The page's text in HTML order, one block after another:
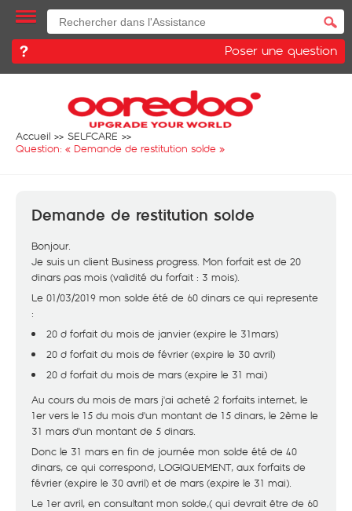
Poser une question
Accueil
SELFCARE
Question: « Demande de restitution solde »
Demande de restitution solde
Bonjour.
Je suis un client Business progress. Mon forfait est de 20
dinars pas mois (validité du forfait : 3 mois).
Le 01/03/2019 mon solde été de 60 dinars ce qui represente
:
20 d forfait du mois de janvier (expire le 31mars)
20 d forfait du mois de février (expire le 30 avril)
20 d forfait du mois de mars (expire le 31 mai)
Au cours du mois de mars j'ai acheté 2 forfaits internet, le
1er vers le 15 du mois d'un montant de 15 dinars, le 2ème le
31 mars d'un montant de 5 dinars.
Donc le 31 mars en fin de journée mon solde été de 40
dinars, ce qui correspond, LOGIQUEMENT, aux forfaits de
février (expire le 30 avril) et de mars (expire le 31 mai).
Le 1er avril, en consultant mon solde,( qui devrait être de 60